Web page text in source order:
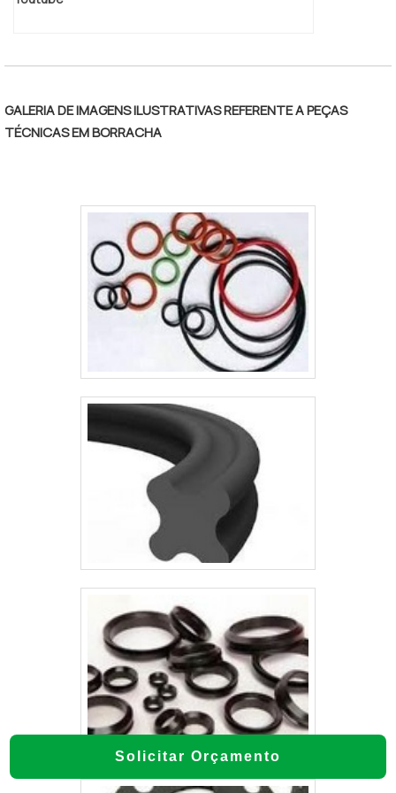
com vasta experiência na área, comprovam
preferir, entre em contato com um dos
nossos consultores e solicite um
GALERIA DE IMAGENS ILUSTRATIVAS REFERENTE A PEÇAS
TÉCNICAS EM BORRACHA
Solicitar Orçamento